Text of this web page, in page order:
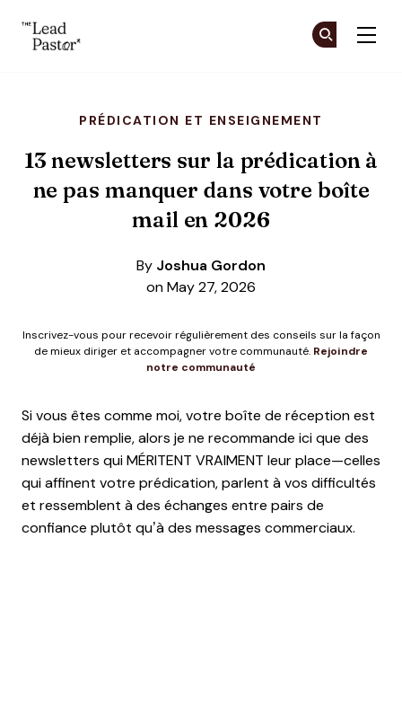
PRÉDICATION ET ENSEIGNEMENT
13 newsletters sur la prédication à
ne pas manquer dans votre boîte
mail en 2026
By Joshua Gordon
on May 27, 2026
Inscrivez-vous pour recevoir régulièrement des conseils sur la façon
de mieux diriger et accompagner votre communauté. Rejoindre
notre communauté
Si vous êtes comme moi, votre boîte de réception est
déjà bien remplie, alors je ne recommande ici que des
newsletters qui MÉRITENT VRAIMENT leur place—celles
qui affinent votre prédication, parlent à vos difficultés
et ressemblent à des échanges entre pairs de
confiance plutôt qu’à des messages commerciaux.